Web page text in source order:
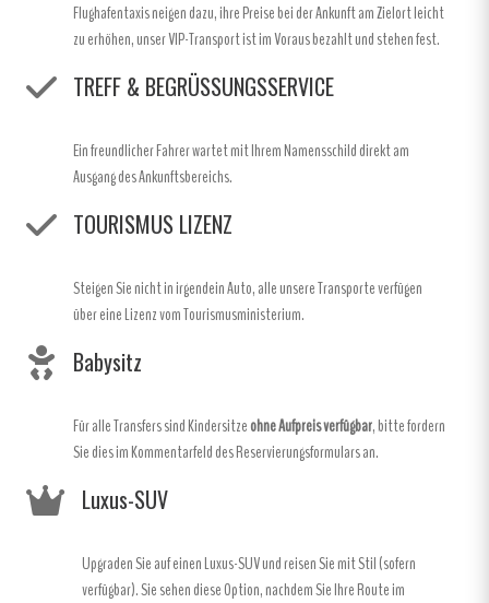
Flughafentaxis neigen dazu, ihre Preise bei der Ankunft am Zielort leicht
zu erhöhen, unser VIP-Transport ist im Voraus bezahlt und stehen fest.
TREFF & BEGRÜSSUNGSSERVICE
Ein freundlicher Fahrer wartet mit Ihrem Namensschild direkt am
Ausgang des Ankunftsbereichs.
TOURISMUS LIZENZ
Steigen Sie nicht in irgendein Auto, alle unsere Transporte verfügen
über eine Lizenz vom Tourismusministerium.
Babysitz
Für alle Transfers sind Kindersitzeohne Aufpreis verfügbar, bitte fordern
Sie dies im Kommentarfeld des Reservierungsformulars an.
Luxus-SUV
Upgraden Sie auf einen Luxus-SUV und reisen Sie mit Stil (sofern
verfügbar). Sie sehen diese Option, nachdem Sie Ihre Route im